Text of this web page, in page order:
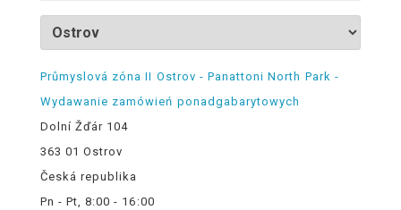
Průmyslová zóna II Ostrov - Panattoni North Park -
Wydawanie zamówień ponadgabarytowych
Dolní Žďár 104
363 01 Ostrov
Česká republika
Pn - Pt, 8:00 - 16:00